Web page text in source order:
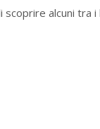
alcuni tra